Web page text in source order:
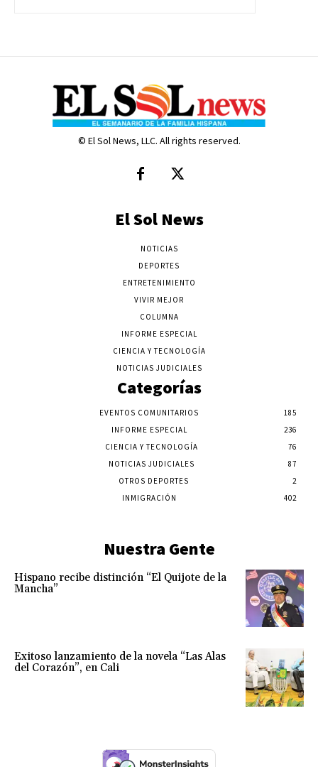
© El Sol News, LLC. All rights reserved.
El Sol News
NOTICIAS
DEPORTES
ENTRETENIMIENTO
VIVIR MEJOR
COLUMNA
INFORME ESPECIAL
CIENCIA Y TECNOLOGÍA
NOTICIAS JUDICIALES
Categorías
EVENTOS COMUNITARIOS
185
INFORME ESPECIAL
236
CIENCIA Y TECNOLOGÍA
76
NOTICIAS JUDICIALES
87
OTROS DEPORTES
2
INMIGRACIÓN
402
Nuestra Gente
Hispano recibe distinción “El Quijote de la
Mancha”
Exitoso lanzamiento de la novela “Las Alas
del Corazón”, en Cali